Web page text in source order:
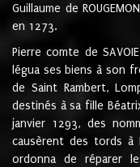
Guillaume de
en 1273.
Pierre comte de
légua ses biens à son
de Saint Rambert,
destinés à sa fille
janvier 1293, des
causèrent des tords à
ordonna de réparer